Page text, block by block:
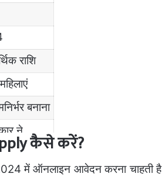
राशि
बनाना
ने
कैसे करें?
में ऑनलाइन आवेदन करना चाहती है